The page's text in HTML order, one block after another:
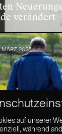
verändert
MÄRZ 2025
auf unserer
während